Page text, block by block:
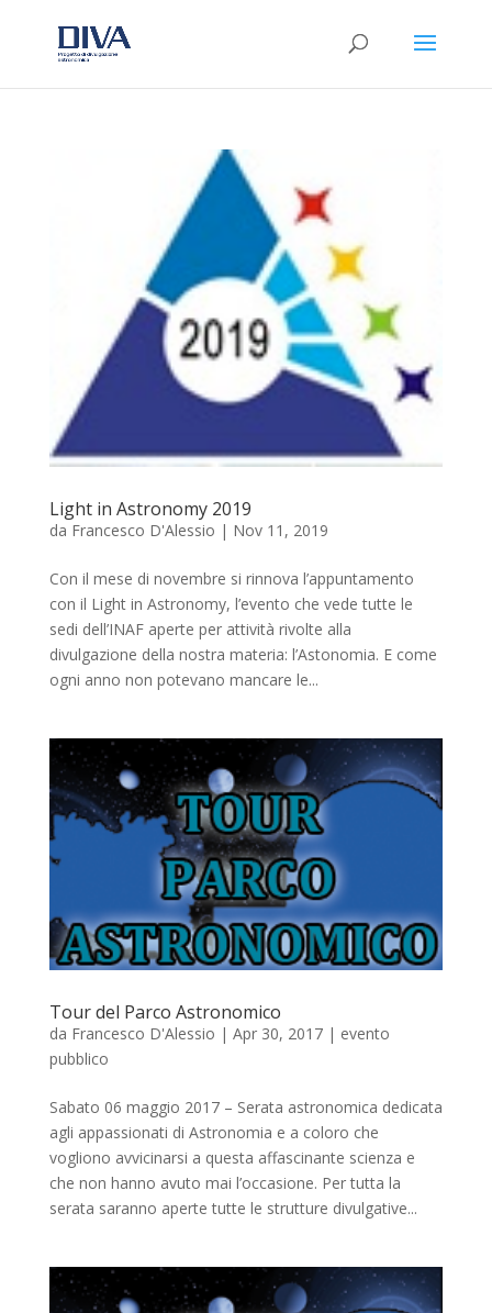
Light in Astronomy 2019
da Francesco D'Alessio | Nov 11, 2019
Con il mese di novembre si rinnova l’appuntamento
con il Light in Astronomy, l’evento che vede tutte le
sedi dell’INAF aperte per attività rivolte alla
divulgazione della nostra materia: l’Astonomia. E come
ogni anno non potevano mancare le...
Tour del Parco Astronomico
da Francesco D'Alessio | Apr 30, 2017| evento
pubblico
Sabato 06 maggio 2017 – Serata astronomica dedicata
agli appassionati di Astronomia e a coloro che
vogliono avvicinarsi a questa affascinante scienza e
che non hanno avuto mai l’occasione. Per tutta la
serata saranno aperte tutte le strutture divulgative...